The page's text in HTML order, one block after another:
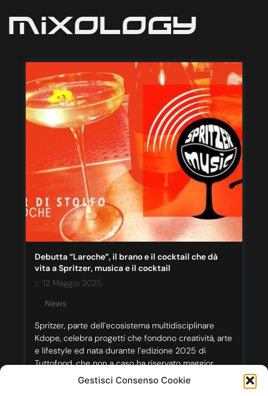
Gestisci Consenso Cookie
Mixology
Debutta “Laroche”, il brano e il cocktail che dà
vita a Spritzer, musica e il cocktail
12 Maggio 2025
News
Spritzer, parte dell’ecosistema multidisciplinare
Kdope, celebra progetti che fondono creatività, arte
e lifestyle ed nata durante l’edizione 2025 di
Tuttofood, che non a caso ha riservato maggior
attenzione al mondo della mixology. Questo cocktail